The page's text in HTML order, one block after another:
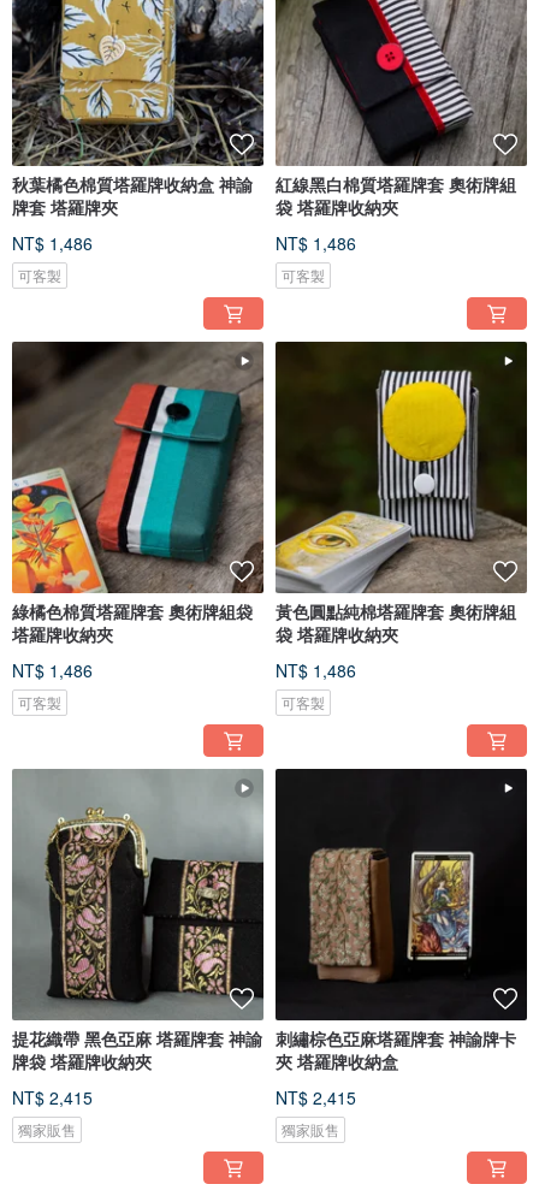
秋葉橘色棉質塔羅牌收納盒 神諭
牌套 塔羅牌夾
NT$ 1,486
可客製
紅線黑白棉質塔羅牌套 奧術牌組
袋 塔羅牌收納夾
NT$ 1,486
可客製
綠橘色棉質塔羅牌套 奧術牌組袋
塔羅牌收納夾
NT$ 1,486
可客製
黃色圓點純棉塔羅牌套 奧術牌組
袋 塔羅牌收納夾
NT$ 1,486
可客製
提花織帶 黑色亞麻 塔羅牌套 神諭
牌袋 塔羅牌收納夾
NT$ 2,415
獨家販售
刺繡棕色亞麻塔羅牌套 神諭牌卡
夾 塔羅牌收納盒
NT$ 2,415
獨家販售